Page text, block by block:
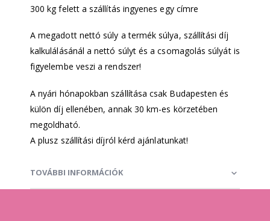
300 kg felett a szállítás ingyenes egy címre
A megadott nettó súly a termék súlya, szállítási díj
kalkulálásánál a nettó súlyt és a csomagolás súlyát is
figyelembe veszi a rendszer!
A nyári hónapokban szállítása csak Budapesten és
külön díj ellenében, annak 30 km-es körzetében
megoldható.
A plusz szállítási díjról kérd ajánlatunkat!
TOVÁBBI INFORMÁCIÓK